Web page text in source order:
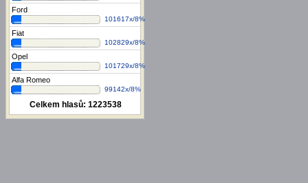
Ford
101617x/8%
Fiat
102829x/8%
Opel
101729x/8%
Alfa Romeo
99142x/8%
Celkem hlasů: 1223538